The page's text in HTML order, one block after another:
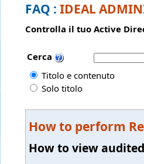
FAQ :IDEAL
Controlla il tuo Active
Cerca
Titolo e contenuto
Solo titolo
How to perform
How to view